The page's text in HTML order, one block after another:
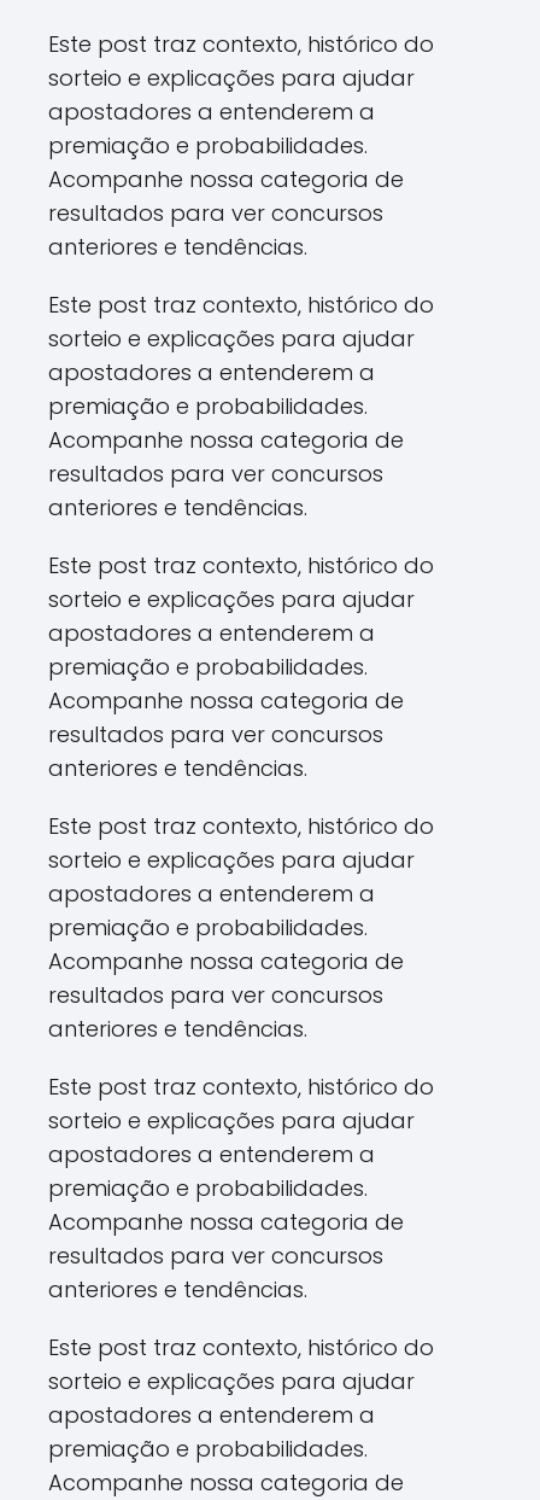
Este post traz contexto, histórico do
sorteio e explicações para ajudar
apostadores a entenderem a
premiação e probabilidades.
Acompanhe nossa categoria de
resultados para ver concursos
anteriores e tendências.
Este post traz contexto, histórico do
sorteio e explicações para ajudar
apostadores a entenderem a
premiação e probabilidades.
Acompanhe nossa categoria de
resultados para ver concursos
anteriores e tendências.
Este post traz contexto, histórico do
sorteio e explicações para ajudar
apostadores a entenderem a
premiação e probabilidades.
Acompanhe nossa categoria de
resultados para ver concursos
anteriores e tendências.
Este post traz contexto, histórico do
sorteio e explicações para ajudar
apostadores a entenderem a
premiação e probabilidades.
Acompanhe nossa categoria de
resultados para ver concursos
anteriores e tendências.
Este post traz contexto, histórico do
sorteio e explicações para ajudar
apostadores a entenderem a
premiação e probabilidades.
Acompanhe nossa categoria de
resultados para ver concursos
anteriores e tendências.
Este post traz contexto, histórico do
sorteio e explicações para ajudar
apostadores a entenderem a
premiação e probabilidades.
Acompanhe nossa categoria de